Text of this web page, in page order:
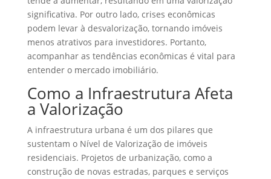
significativa. Por outro lado, crises econômicas
podem levar à desvalorização, tornando imóveis
menos atrativos para investidores. Portanto,
acompanhar as tendências econômicas é vital para
entender o mercado imobiliário.
Como a Infraestrutura Afeta
a Valorização
A infraestrutura urbana é um dos pilares que
sustentam o Nível de Valorização de imóveis
residenciais. Projetos de urbanização, como a
construção de novas estradas, parques e serviços